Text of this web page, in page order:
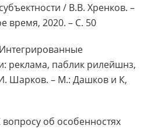
/ В.В. Хренков. –
время, 2020. – С. 50
реклама, паблик рилейшнз,
Шарков. – М.: Дашков и К,
вопросу об особенностях